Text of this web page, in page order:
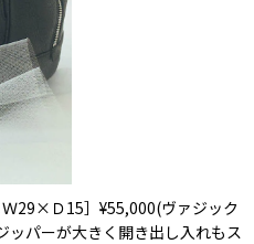
29×Ｄ15］¥55,000(ヴァジック
パーが大きく開き出し入れもス